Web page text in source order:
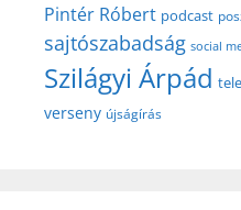
Pintér Róbert podcast
sajtószabadság social
Szilágyi Árpád
verseny újságírás